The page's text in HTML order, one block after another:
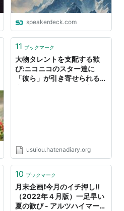
speakerdeck.com
11 ブックマーク
大物タレントを支配する歓
び:ニコニコのスター達に
「彼ら」が引き寄せられる理
usuiou.hatenadiary.org
10 ブックマーク
月末企画❗️今月のイチ押し‼️
（2022年４月版）一足早い
夏の歓び - アルツハイマーと